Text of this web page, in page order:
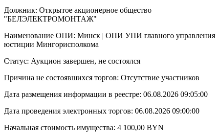
Должник: Открытое акционерное общество
"БЕЛЭЛЕКТРОМОНТАЖ"
Наименование ОПИ: Минск | ОПИ УПИ главного управления
юстиции Мингорисполкома
Статус: Аукцион завершен, не состоялся
Причина не состоявшихся торгов: Отсутствие участников
Дата размещения информации в реестре: 06.08.2026 09:05:00
Дата проведения электронных торгов: 06.08.2026 09:00:00
Начальная стоимость имущества: 4 100,00 BYN